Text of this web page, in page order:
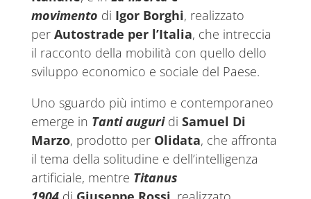
movimento di Igor Borghi, realizzato
per Autostrade per l’Italia, che intreccia
il racconto della mobilità con quello dello
sviluppo economico e sociale del Paese.
Uno sguardo più intimo e contemporaneo
emerge in Tanti auguridi Samuel Di
Marzo, prodotto per Olidata, che affronta
il tema della solitudine e dell’intelligenza
artificiale, mentre Titanus